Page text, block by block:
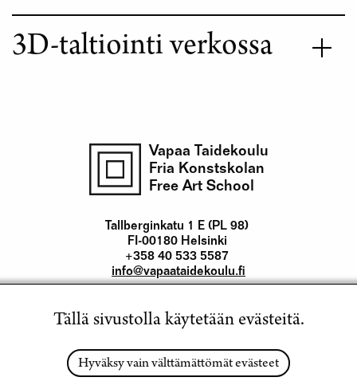
3D-taltiointi verkossa
Vapaa Taidekoulu
Fria Konstskolan
Free Art School
Tallberginkatu 1 E (PL 98)
FI-00180 Helsinki
+358 40 533 5587
info@vapaataidekoulu.fi
Ota yhteyttä
Tällä sivustolla käytetään evästeitä.
Hyväksy vain välttämättömät evästeet